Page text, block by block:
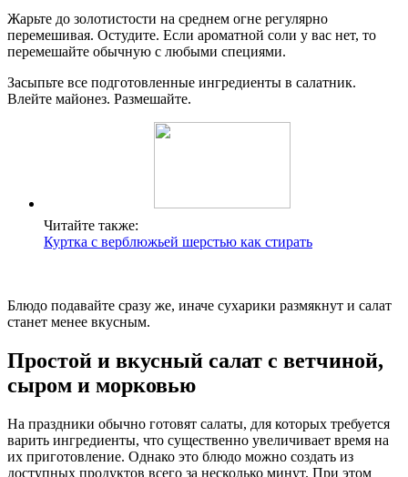
Жарьте до золотистости на среднем огне регулярно
перемешивая. Остудите. Если ароматной соли у вас нет, то
перемешайте обычную с любыми специями.
Засыпьте все подготовленные ингредиенты в салатник.
Влейте майонез. Размешайте.
Читайте также:
Куртка с верблюжьей шерстью как стирать
Блюдо подавайте сразу же, иначе сухарики размякнут и салат
станет менее вкусным.
Простой и вкусный салат с ветчиной,
сыром и морковью
На праздники обычно готовят салаты, для которых требуется
варить ингредиенты, что существенно увеличивает время на
их приготовление. Однако это блюдо можно создать из
доступных продуктов всего за несколько минут. При этом